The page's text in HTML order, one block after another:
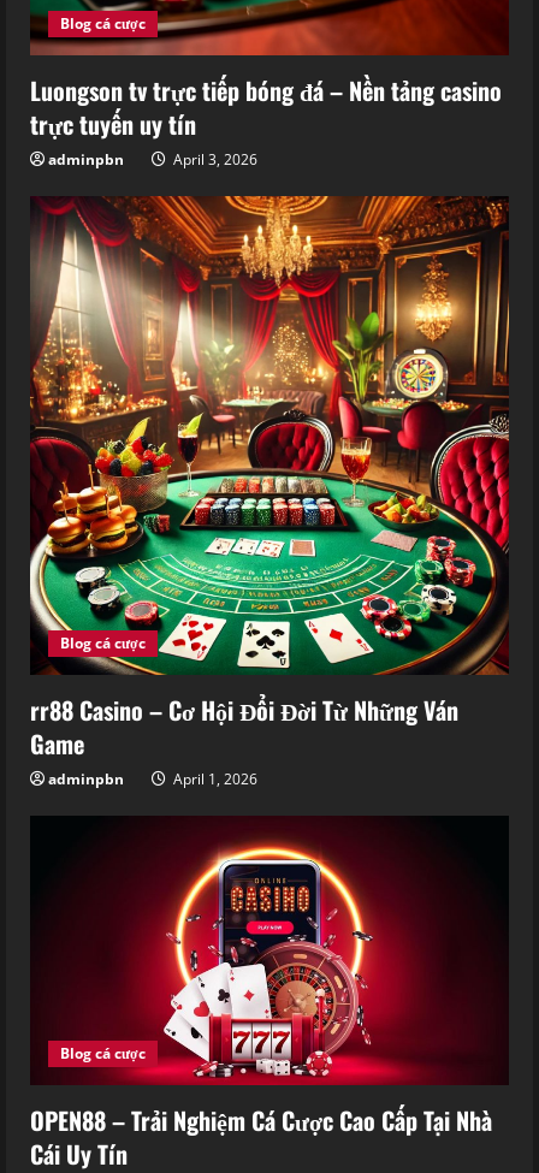
Blog cá cược
Luongson tv trực tiếp bóng đá – Nền tảng casino
trực tuyến uy tín
adminpbn April 3, 2026
Blog cá cược
rr88 Casino – Cơ Hội Đổi Đời Từ Những Ván
Game
adminpbn April 1, 2026
Blog cá cược
OPEN88 – Trải Nghiệm Cá Cược Cao Cấp Tại Nhà
Cái Uy Tín